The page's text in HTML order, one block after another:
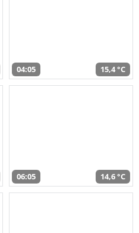
04:05 15,4 °C
06:05 14,6 °C